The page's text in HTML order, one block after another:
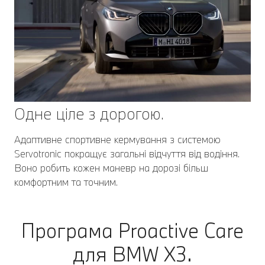
Одне ціле з дорогою.
Адаптивне спортивне кермування з системою
Servotronic покращує загальні відчуття від водіння.
Воно робить кожен маневр на дорозі більш
комфортним та точним.
Програма Proactive Care
для BMW X3.